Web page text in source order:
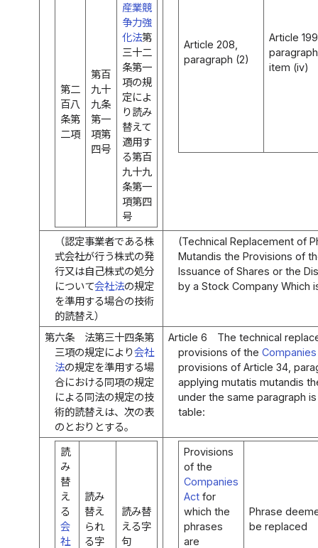
第二
百八
条第
二項
第百
九十
九条
第一
項第
四号
産業競
争力強
化法第
三十二
条第一
項の規
定によ
り読み
替えて
適用す
る第百
九十九
条第一
項第四
号
Article 208,
paragraph (2)
Article
item (iv)
（認定事業者である株
式会社が行う株式の発
行又は自己株式の処分
について会社法の規定
を準用する場合の技術
的読替え）
(Technical Replacement of
Mutandis the Provisions of
Issuance of Shares or the
by a Stock Company Which
第六条
法第三十四条第
三項の規定により会社
法の規定を準用する場
合における同項の規定
による同法の規定の技
術的読替えは、次の表
のとおりとする。
Article 6
The technical
provisions of the
provisions of Article 34,
applying mutatis mutandis
under the same paragraph
table:
読
み
替
え
る
会
社
読み
替え
られ
る字
読み替
える字
句
Provisions
of the
Companies
Actfor
which the
phrases
are
Phrase
be replaced